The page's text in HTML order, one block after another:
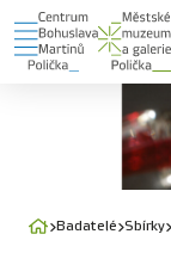
Badatelé Sbírky